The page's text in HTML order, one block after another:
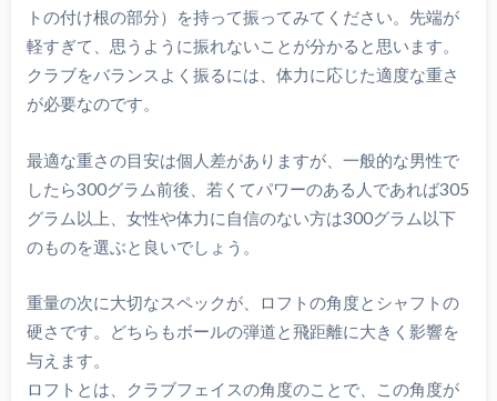
トの付け根の部分）を持って振ってみてください。先端が
軽すぎて、思うように振れないことが分かると思います。
クラブをバランスよく振るには、体力に応じた適度な重さ
が必要なのです。
最適な重さの目安は個人差がありますが、一般的な男性で
したら300グラム前後、若くてパワーのある人であれば305
グラム以上、女性や体力に自信のない方は300グラム以下
のものを選ぶと良いでしょう。
重量の次に大切なスペックが、ロフトの角度とシャフトの
硬さです。どちらもボールの弾道と飛距離に大きく影響を
与えます。
ロフトとは、クラブフェイスの角度のことで、この角度が